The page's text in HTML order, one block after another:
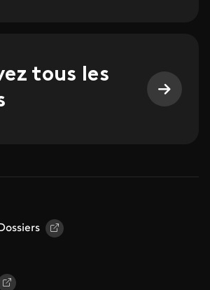
tous les